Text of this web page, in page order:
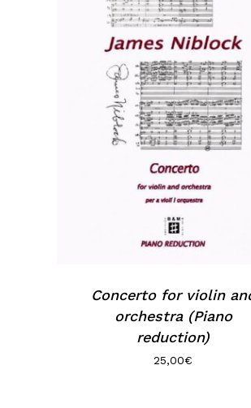
Concerto for violin
orchestra (Piano
reduction)
25,00€